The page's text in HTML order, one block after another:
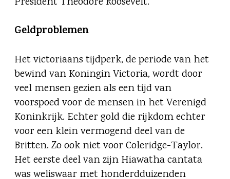
Geldproblemen
Het victoriaans tijdperk, de periode van het
bewind van Koningin Victoria, wordt door
veel mensen gezien als een tijd van
voorspoed voor de mensen in het Verenigd
Koninkrijk. Echter gold die rijkdom echter
voor een klein vermogend deel van de
Britten. Zo ook niet voor Coleridge-Taylor.
Het eerste deel van zijn Hiawatha cantata
was weliswaar met honderdduizenden